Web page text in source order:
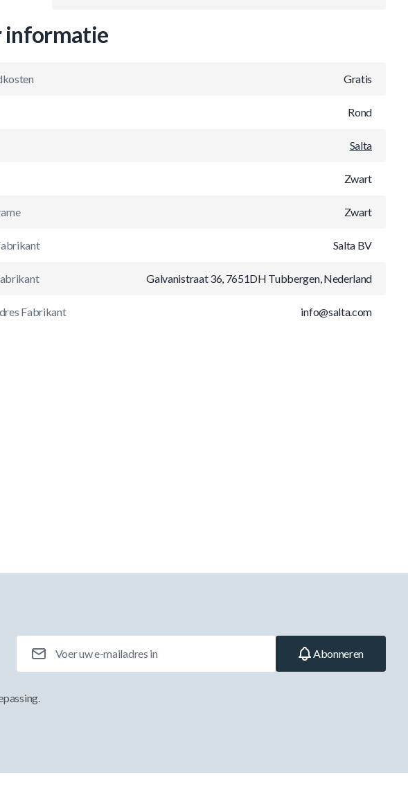
informatie
Gratis
Rond
Salta
Zwart
Zwart
Salta BV
Galvanistraat 36, 7651DH Tubbergen, Nederland
Fabrikant info@salta.com
Abonneren